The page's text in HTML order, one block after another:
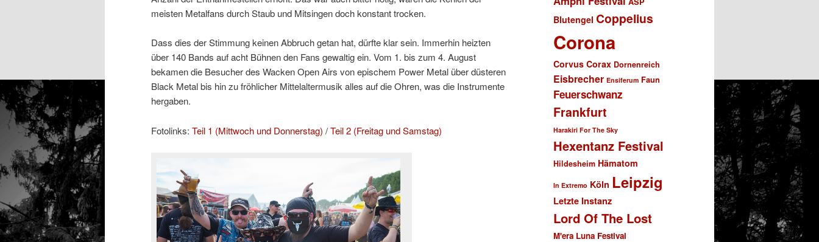
meisten Metalfans durch Staub und Mitsingen doch konstant trocken.
Dass dies der Stimmung keinen Abbruch getan hat, dürfte klar sein. Immerhin heizten
über 140 Bands auf acht Bühnen den Fans gewaltig ein. Vom 1. bis zum 4. August
bekamen die Besucher des Wacken Open Airs von epischem Power Metal über düsteren
Black Metal bis hin zu fröhlicher Mittelaltermusik alles auf die Ohren, was die Instrumente
hergaben.
Fotolinks: Teil 1 (Mittwoch und Donnerstag) /Teil 2 (Freitag und Samstag)
Blutengel Coppelius
Corona
Corvus Corax Dornenreich
Eisbrecher Ensiferum Faun
Feuerschwanz
Frankfurt
Harakiri For The Sky
Hexentanz Festival
Hildesheim Hämatom
In Extremo Köln Leipzig
Letzte Instanz
Lord Of The Lost
M'era Luna Festival